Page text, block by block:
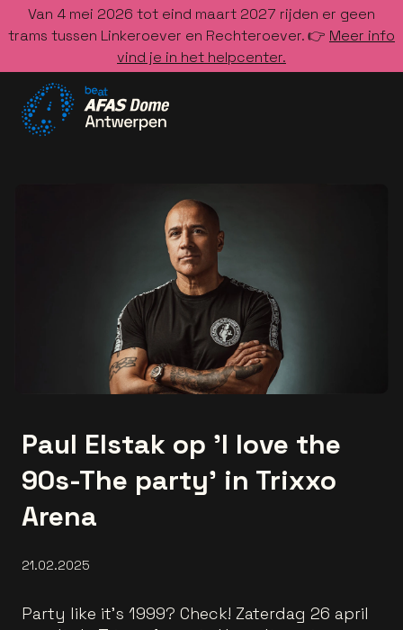
Van 4 mei 2026 tot eind maart 2027 rijden er geen
trams tussen Linkeroever en Rechteroever. 👉 Meer info
vind je in het helpcenter.
Paul Elstak op 'I love the
90s-The party' in Trixxo
Arena
21.02.2025
Party like it's 1999? Check! Zaterdag 26 april